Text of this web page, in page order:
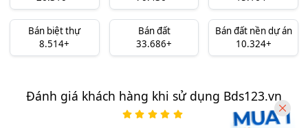
Bán biệt thự
8.514+
Bán đất
33.686+
Bán đất nền dự án
10.324+
Đánh giá khách hàng khi sử dụng Bds123.vn